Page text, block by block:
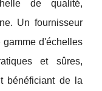
de qualité,
Un fournisseur
gamme d'échelles
et sûres,
bénéficiant de la